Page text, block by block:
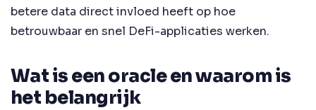
betere data direct invloed heeft op hoe
betrouwbaar en snel DeFi-applicaties werken.
Wat is een oracle en waarom is
het belangrijk